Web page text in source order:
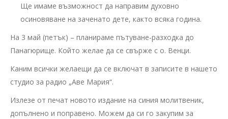
Ще имаме възможност да направим духовно
осиновяване на заченато дете, както всяка година.
На 3 май (петък) – планираме пътуване-разходка до
Панагюрище. Който желае да се свърже с о. Венци.
Каним всички желаещи да се включат в записите в нашето
студио за радио „Аве Мария“.
Излезе от печат новото издание на синия молитвеник,
допълнено и поправено. Можем да си го закупим за